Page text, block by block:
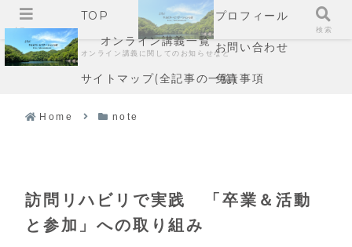
TOP
プロフィール
オンライン講義一覧
オンライン講義に関してのお知らせなどお問い合わせ
サイトマップ(全記事の一覧)免責事項
Home note
訪問リハビリで実践 「卒業＆活動
と参加」への取り組み
メニュー 検索